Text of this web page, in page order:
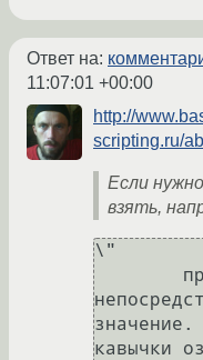
Ответ на:
11:07:01 +00:00
http://
scripting.ru/
Если
взять,
\"
значение.
кавычки